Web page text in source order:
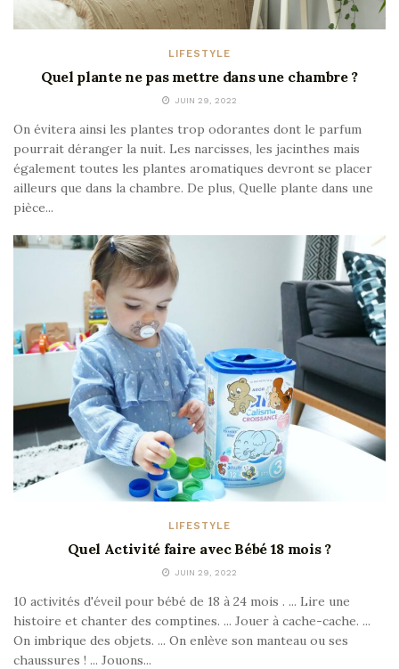
LIFESTYLE
Quel plante ne pas mettre dans une chambre ?
JUIN 29, 2022
On évitera ainsi les plantes trop odorantes dont le parfum
pourrait déranger la nuit. Les narcisses, les jacinthes mais
également toutes les plantes aromatiques devront se placer
ailleurs que dans la chambre. De plus, Quelle plante dans une
pièce...
LIFESTYLE
Quel Activité faire avec Bébé 18 mois ?
JUIN 29, 2022
10 activités d'éveil pour bébé de 18 à 24 mois . ... Lire une
histoire et chanter des comptines. ... Jouer à cache-cache. ...
On imbrique des objets. ... On enlève son manteau ou ses
chaussures ! ... Jouons...